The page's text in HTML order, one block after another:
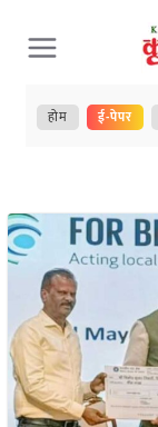
Skip
to
content
होम ई-पेपर